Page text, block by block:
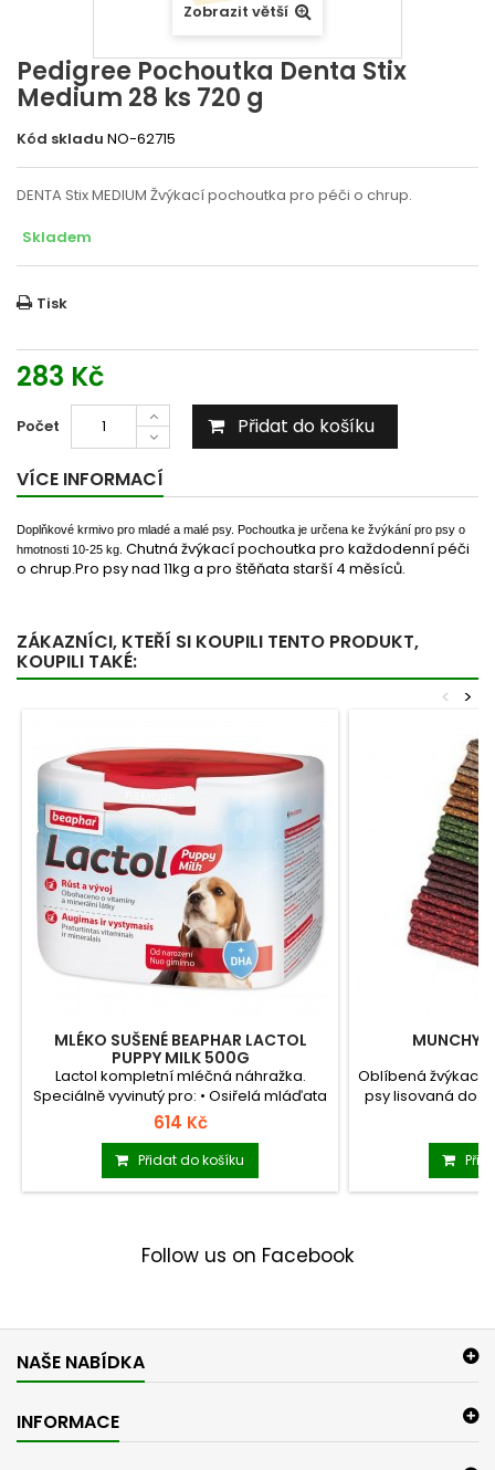
Zobrazit větší
Pedigree Pochoutka Denta Stix
Medium 28 ks 720 g
Kód skladu NO-62715
DENTA Stix MEDIUM Žvýkací pochoutka pro péči o chrup.
Skladem
Tisk
283 Kč
Počet Přidat do košíku
VÍCE INFORMACÍ
Doplňkové krmivo pro mladé a malé psy. Pochoutka je určena ke žvýkání pro psy o
hmotnosti 10-25 kg. Chutná žvýkací pochoutka pro každodenní péči
o chrup.Pro psy nad 11kg a pro štěňata starší 4 měsíců.
ZÁKAZNÍCI, KTEŘÍ SI KOUPILI TENTO PRODUKT,
KOUPILI TAKÉ:
>
<
MLÉKO SUŠENÉ BEAPHAR LACTOL
PUPPY MILK 500G
Lactol kompletní mléčná náhražka.
Speciálně vyvinutý pro: • Osiřelá mláďata
•...
614 Kč
Přidat do košíku
MUNCHY
Oblíbená žvýkací
psy lisovaná do
Follow us on Facebook
NAŠE NABÍDKA
INFORMACE